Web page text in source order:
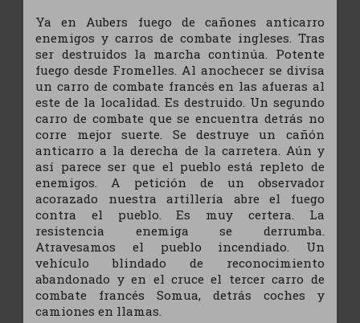
Ya en Aubers fuego de cañones anticarro
enemigos y carros de combate ingleses. Tras
ser destruidos la marcha continúa. Potente
fuego desde Fromelles. Al anochecer se divisa
un carro de combate francés en las afueras al
este de la localidad. Es destruido. Un segundo
carro de combate que se encuentra detrás no
corre mejor suerte. Se destruye un cañón
anticarro a la derecha de la carretera. Aún y
así parece ser que el pueblo está repleto de
enemigos. A petición de un observador
acorazado nuestra artillería abre el fuego
contra el pueblo. Es muy certera. La
resistencia enemiga se derrumba.
Atravesamos el pueblo incendiado. Un
vehículo blindado de reconocimiento
abandonado y en el cruce el tercer carro de
combate francés Somua, detrás coches y
camiones en llamas.